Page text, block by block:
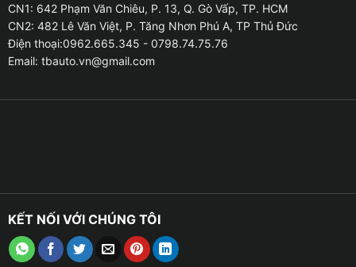
CN1: 642 Phạm Văn Chiêu, P. 13, Q. Gò Vấp, TP. HCM
CN2: 482 Lê Văn Việt, P. Tăng Nhơn Phú A, TP Thủ Đức
Điện thoại:0962.665.345 - 0798.74.75.76
Email: tbauto.vn@gmail.com
KẾT NỐI VỚI CHÚNG TÔI